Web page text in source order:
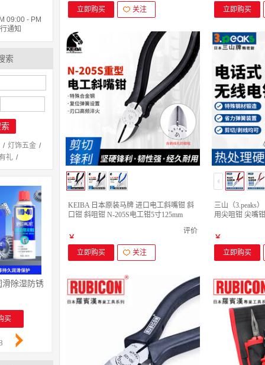
09:00 - PM
通知
索
/ 灯饰五金 /
礼 /
滑除湿防锈剂 螺丝松动剂 wd40防锈油 电器清洁油污去除剂 专效型高效
买
WD-40 除锈润滑除湿防锈剂 螺丝松动剂 wd40防锈油
￥
祥碩堂进口蜡笔 会议笔 图
立即购买
关注
立即购买
KEIBA 日本原装马牌 进口电工斜嘴钳 斜
口钳 斜咀钳 N-205S电工钳5寸125mm
评价
￥
立即购买
关注
三山（3.peaks
用尖咀钳 尖嘴
￥
立即购买